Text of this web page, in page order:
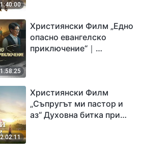
1:40:00
1:58:25
Християнски Филм „Едно
опасно евангелско
приключение“｜
Исус
2:02:11
Християнски Филм
„Съпругът ми пастор и
аз“ Духовна битка при